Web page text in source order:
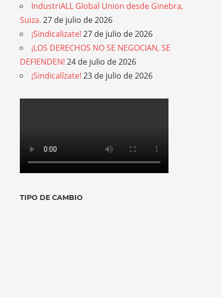
IndustriALL Global Union desde Ginebra,
Suiza. 27 de julio de 2026
¡Sindicalizate! 27 de julio de 2026
¡LOS DERECHOS NO SE NEGOCIAN, SE
DEFIENDEN! 24 de julio de 2026
¡Sindicalízate! 23 de julio de 2026
TIPO DE CAMBIO